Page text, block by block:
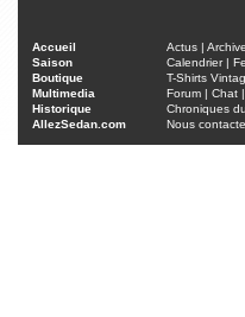
Accueil Actus |
Saison
Calendrier|
Boutique
T-Shirts
Multimedia
Forum | Chat |
Historique
Chroniques
AllezSedan.com
Nous